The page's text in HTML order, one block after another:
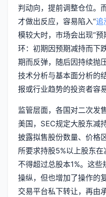
判动向，提前调整仓位。
才做出反应，容易陷入“追
模较大时，市场会出现“
环：初期因预期减持而下
期而反弹，随后因持续抛
技术分析与基本面分析的
报或行业趋势的投资者容
监管层面，各国对二次发
美国，SEC规定大股东减
披露拟售股份数量、价格
所要求持股5%以上股东
不得超过总股本1%。这
操纵，但也增加了操作的
交易平台私下转让，再由